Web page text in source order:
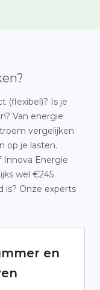
(flexibel)? Is je
Van energie
vergelijken
op je lasten.
Innova Energie
wel €245
is? Onze experts
en